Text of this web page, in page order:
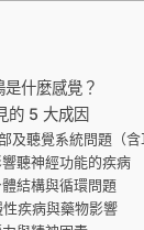
什麼感覺？
的 5 大成因
及聽覺系統問題（含
聽神經功能的疾病
結構與循環問題
疾病與藥物影響